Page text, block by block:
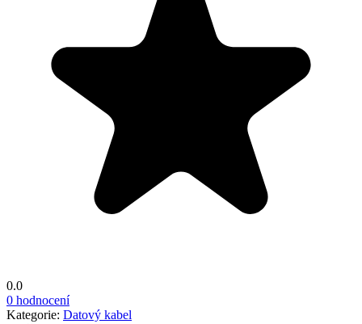
0.0
0 hodnocení
Kategorie: Datový kabel